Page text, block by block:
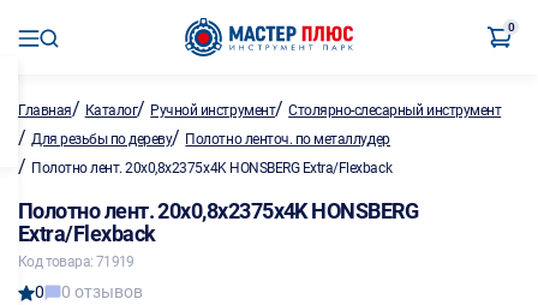
0
Главная/ Каталог/ Ручной инструмент/Столярно-слесарный инструмент
/ Для резьбы по дереву/ Полотно ленточ. по металлу,дер
/ Полотно лент. 20х0,8х2375х4K HONSBERG Extra/Flexback
Полотно лент. 20х0,8х2375х4K HONSBERG
Extra/Flexback
Код товара: 71919
0 0 отзывов